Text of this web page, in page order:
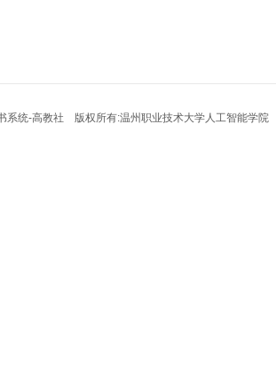
系统-高教社 版权所有:温州职业技术大学人工智能学